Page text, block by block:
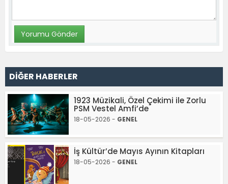
DİĞER HABERLER
1923 Müzikali, Özel Çekimi ile Zorlu
PSM Vestel Amfi’de
18-05-2026 - GENEL
İş Kültür’de Mayıs Ayının Kitapları
18-05-2026 - GENEL